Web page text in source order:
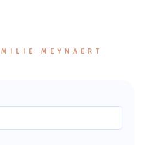
MEYNAERT